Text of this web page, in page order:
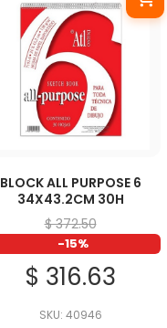
BLOCK ALL PURPOSE 6
34X43.2CM 30H
$ 372.50
-15%
$ 316.63
SKU: 40946